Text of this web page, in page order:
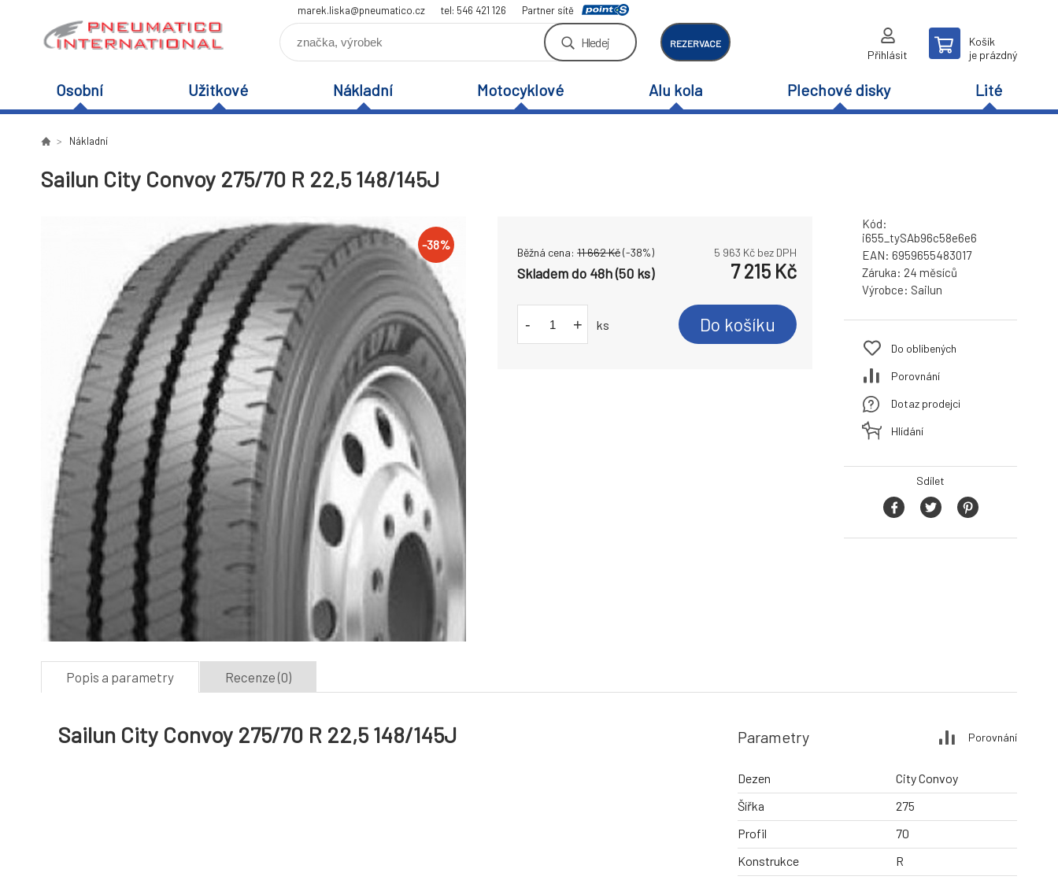
marek.liska@pneumatico.cz tel: 546 421 126 Partner sítě
Hledej REZERVACE
Přihlásit
Košík
je prázdný
Osobní Užitkové Nákladní Motocyklové Alu kola Plechové disky Lité
Nákladní
Sailun City Convoy 275/70 R 22,5 148/145J
-38%
Běžná cena: 11 662Kč(-38%) 5 963 Kč bez DPH
Skladem do 48h (50 ks) 7 215 Kč
- + ks Do košíku
Kód:
i655_tySAb96c58e6e6
EAN: 6959655483017
Záruka: 24 měsíců
Výrobce: Sailun
Do oblíbených
Porovnání
Dotaz prodejci
Hlídání
Sdílet
Popis a parametry Recenze (0)
Sailun City Convoy 275/70 R 22,5 148/145J Parametry Porovnání
Dezen
City Convoy
Šířka
275
Profil
70
Konstrukce
R